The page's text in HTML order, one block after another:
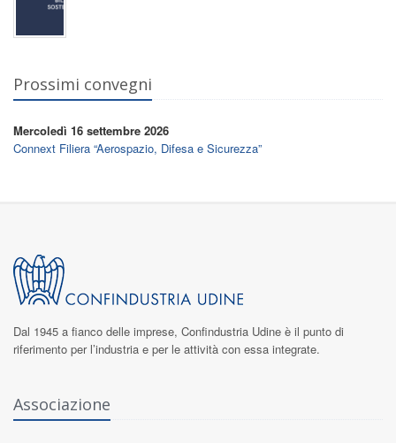
Prossimi convegni
Mercoledì 16 settembre 2026
Connext Filiera “Aerospazio, Difesa e Sicurezza”
Dal 1945 a fianco delle imprese, Confindustria Udine è il punto di
riferimento per l’industria e per le attività con essa integrate.
Associazione